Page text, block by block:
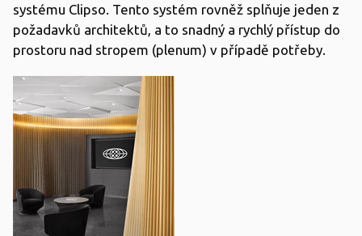
systému Clipso. Tento systém rovněž splňuje jeden z
požadavků architektů, a to snadný a rychlý přístup do
prostoru nad stropem (plenum) v případě potřeby.